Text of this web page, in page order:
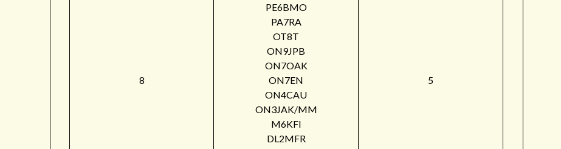
8
PE6BMO
PA7RA
OT8T
ON9JPB
ON7OAK
ON7EN
ON4CAU
ON3JAK/MM
M6KFI
DL2MFR
5